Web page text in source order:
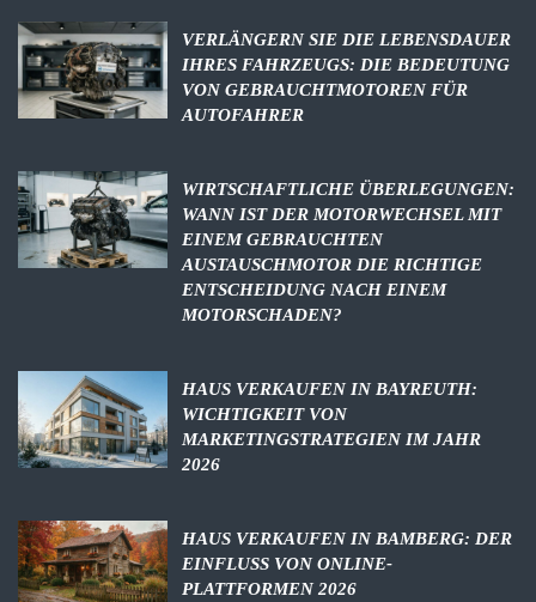
VERLÄNGERN SIE DIE LEBENSDAUER
IHRES FAHRZEUGS: DIE BEDEUTUNG
VON GEBRAUCHTMOTOREN FÜR
AUTOFAHRER
WIRTSCHAFTLICHE ÜBERLEGUNGEN:
WANN IST DER MOTORWECHSEL MIT
EINEM GEBRAUCHTEN
AUSTAUSCHMOTOR DIE RICHTIGE
ENTSCHEIDUNG NACH EINEM
MOTORSCHADEN?
HAUS VERKAUFEN IN BAYREUTH:
WICHTIGKEIT VON
MARKETINGSTRATEGIEN IM JAHR
2026
HAUS VERKAUFEN IN BAMBERG: DER
EINFLUSS VON ONLINE-
PLATTFORMEN 2026